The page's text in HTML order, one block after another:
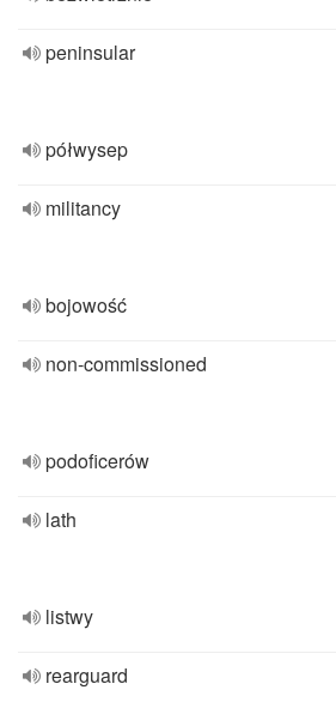
peninsular
półwysep
militancy
bojowość
non-commissioned
podoficerów
lath
listwy
rearguard